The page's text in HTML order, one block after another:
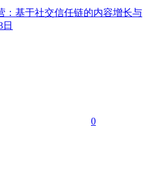
：基于社交信任链的内容增长与
0